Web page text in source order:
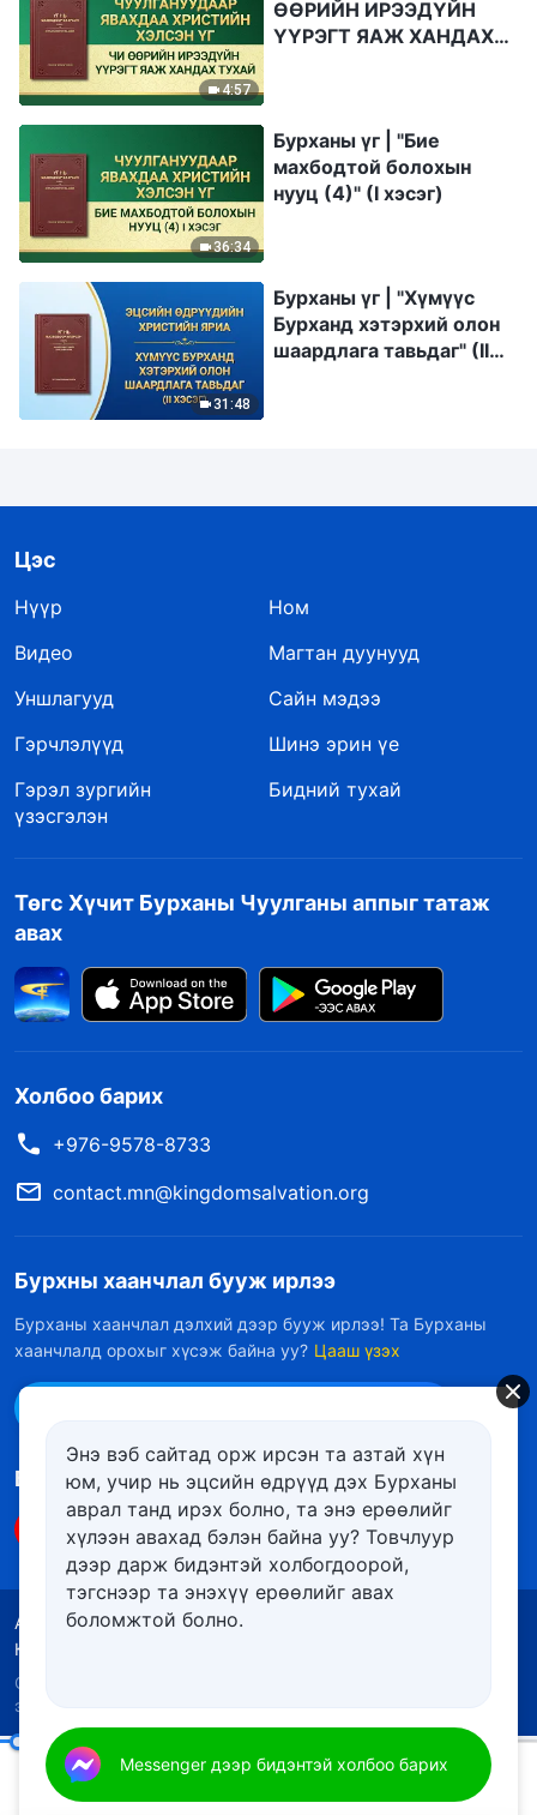
4:57
ӨӨРИЙН ИРЭЭДҮЙН
ҮҮРЭГТ ЯАЖ ХАНДАХ
36:34
Бурханы үг | "Бие
махбодтой болохын
нууц (4)" (I хэсэг)
31:48
Бурханы үг | "Хүмүүс
Бурханд хэтэрхий олон
шаардлага тавьдаг" (II
Цэс
Нүүр
Ном
Видео
Магтан дуунууд
Уншлагууд
Сайн мэдээ
Гэрчлэлүүд
Шинэ эрин үе
Гэрэл зургийн
үзэсгэлэн
Бидний тухай
Төгс Хүчит Бурханы Чуулганы аппыг татаж
авах
Холбоо барих
+976-9578-8733
contact.mn@kingdomsalvation.org
Бурхны хаанчлал бууж ирлээ
Бурханы хаанчлал дэлхий дээр бууж ирлээ! Та Бурханы
хаанчлалд орохыг хүсэж байна уу? Цааш үзэх
Биднийг дагах
Ашиглалтын нөхцөлүүд
Нууцлалын бодлого
Кредит
Copyright © 2026
эрх хуулиар хамгаалагдсан.
Энэ вэб сайтад орж ирсэн та азтай хүн
юм, учир нь эцсийн өдрүүд дэх Бурханы
аврал танд ирэх болно, та энэ ерѳѳлийг
хүлээн авахад бэлэн байна уу? Товчлуур
дээр дарж бидэнтэй холбогдоорой,
тэгснээр та энэхүү ерѳѳлийг авах
боломжтой болно.
Messenger дээр бидэнтэй холбоо барих
Бүх орчлон ертөнцөд хандсан Бурханы айлдвар-Хорь дахь айлдвар